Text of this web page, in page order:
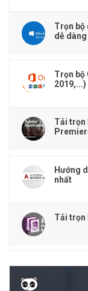
Trọn bộ
dễ dàng
Trọn bộ
Tải trọn
Hướng
nhất
Tải trọn